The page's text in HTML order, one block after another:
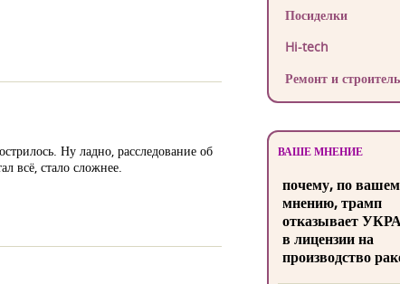
Ну ладно, расследование об
всё, стало сложнее.
Посиделки
Hi-tech
Ремонт и
ВАШЕ МНЕНИЕ
почему, по
мнению, трамп
отказывает
в лицензии на
производство